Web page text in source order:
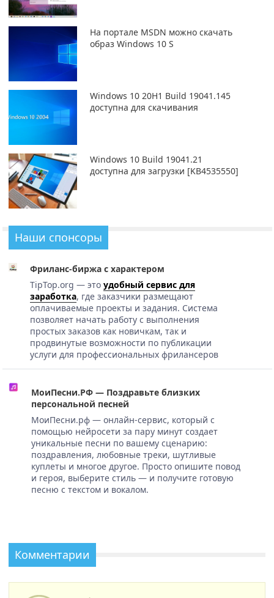
На портале MSDN можно скачать
образ Windows 10 S
Windows 10 20H1 Build 19041.145
доступна для скачивания
Windows 10 Build 19041.21
доступна для загрузки [KB4535550]
Наши спонсоры
Фриланс-биржа с характером
TipTop.org — это удобный сервис для
заработка, где заказчики размещают
оплачиваемые проекты и задания. Система
позволяет начать работу с выполнения
простых заказов как новичкам, так и
продвинутые возможности по публикации
услуги для профессиональных фрилансеров
МоиПесни.РФ — Поздравьте близких
персональной песней
МоиПесни.рф — онлайн-сервис, который с
помощью нейросети за пару минут создает
уникальные песни по вашему сценарию:
поздравления, любовные треки, шутливые
куплеты и многое другое. Просто опишите повод
и героя, выберите стиль — и получите готовую
песню с текстом и вокалом.
Комментарии